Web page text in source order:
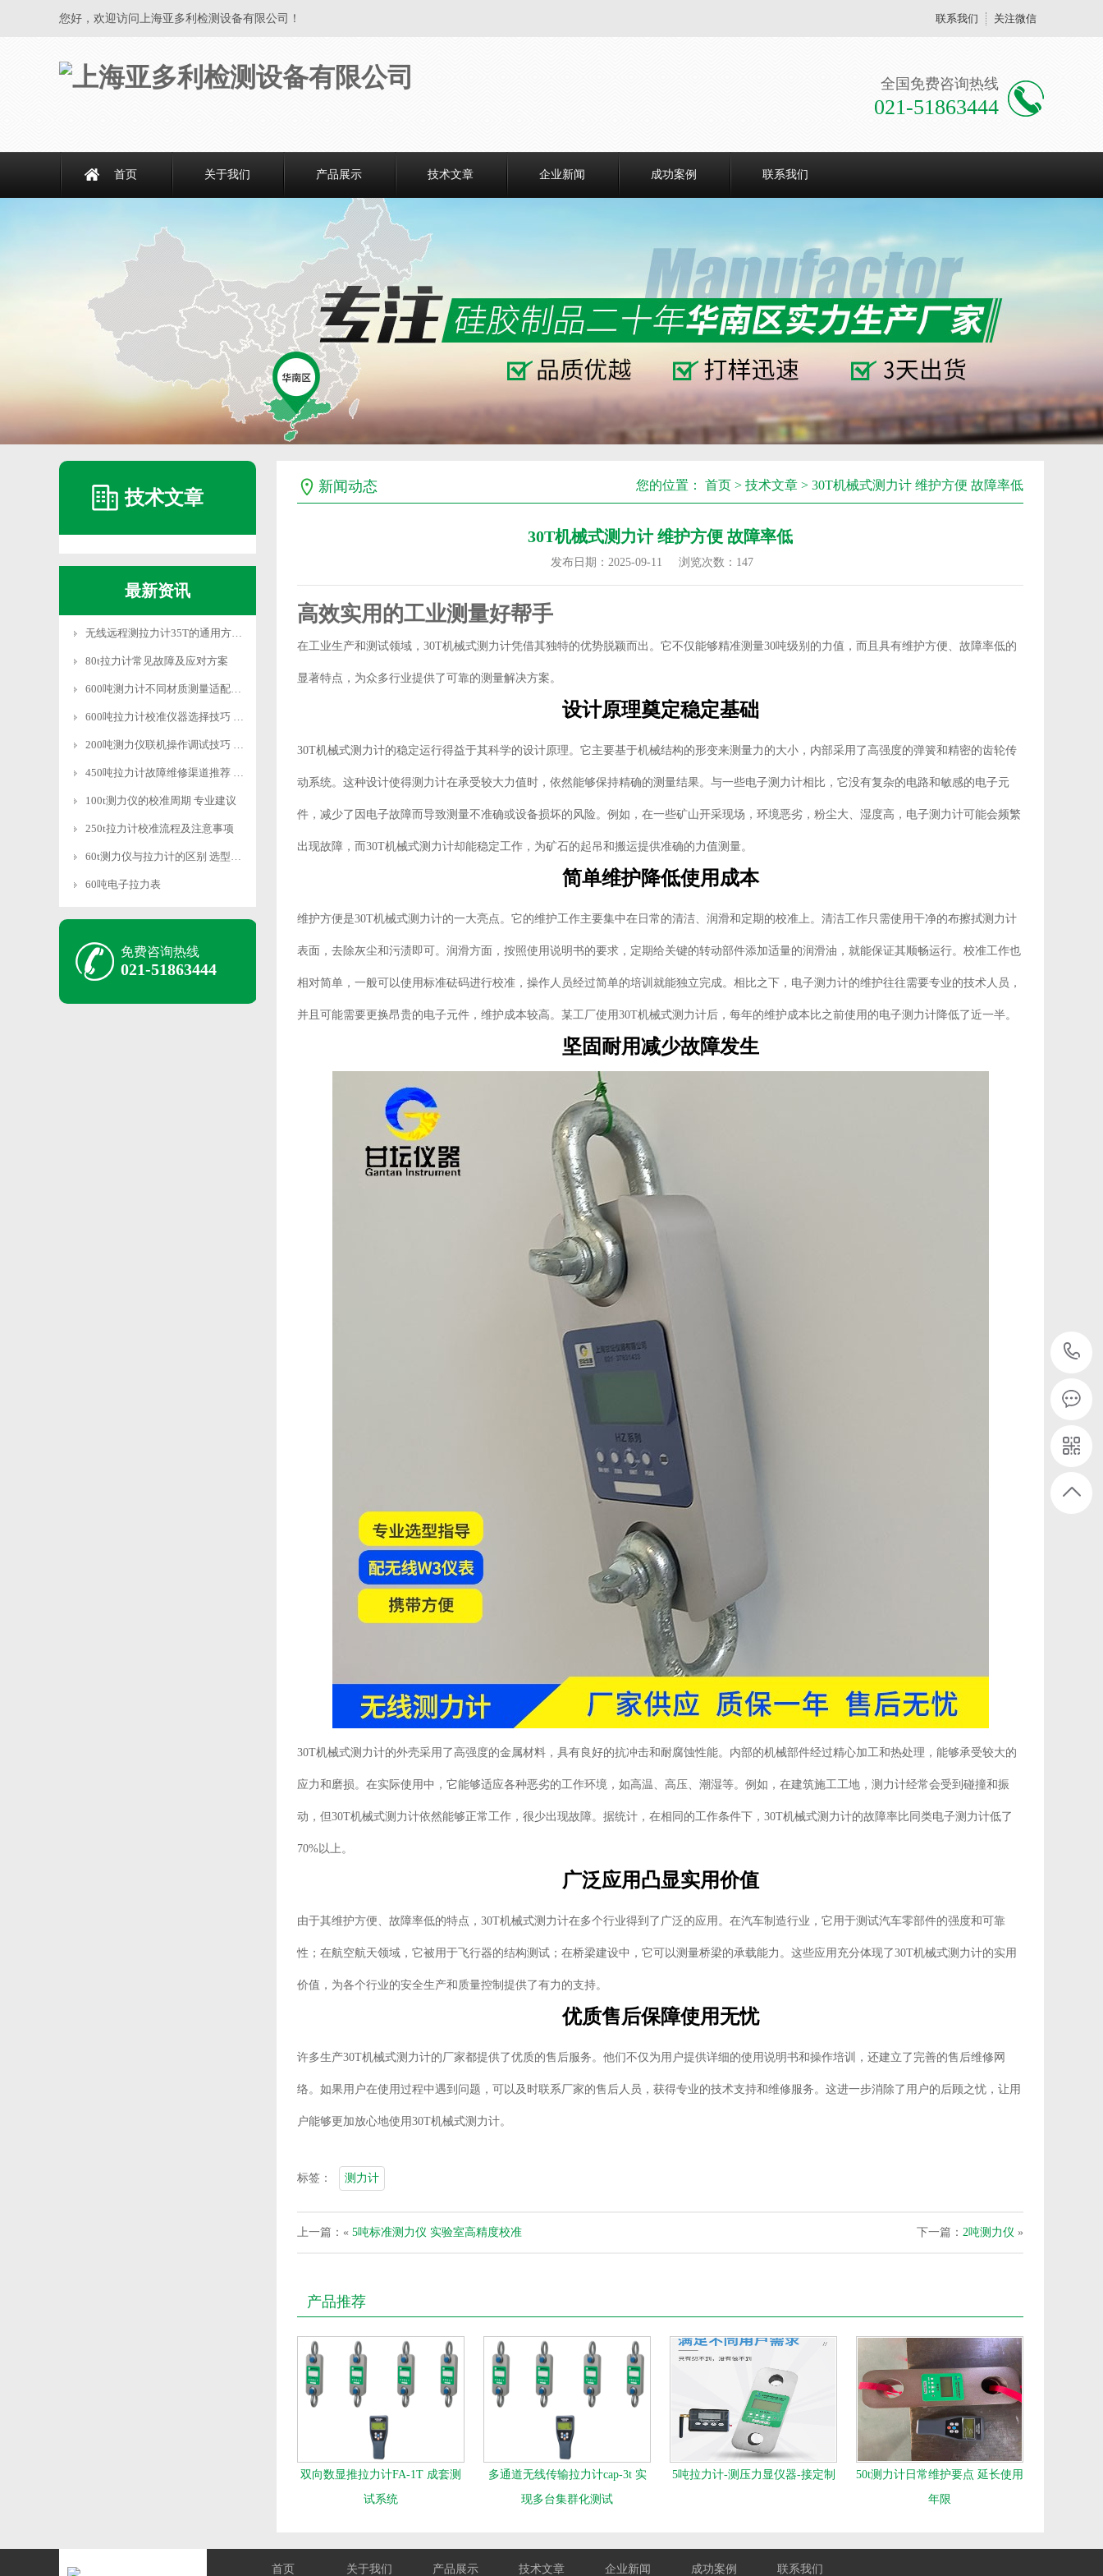
您好，欢迎访问上海亚多利检测设备有限公司！ 联系我们 关注微信
全国免费咨询热线
021-51863444
首页 关于我们 产品展示 技术文章 企业新闻 成功案例 联系我们
技术文章
最新资讯
无线远程测拉力计35T的通用方法和系统设置
80t拉力计常见故障及应对方案
600吨测力计不同材质测量适配技巧
600吨拉力计校准仪器选择技巧 适配需求
200吨测力仪联机操作调试技巧 快速适配
450吨拉力计故障维修渠道推荐 专业靠谱
100t测力仪的校准周期 专业建议
250t拉力计校准流程及注意事项
60t测力仪与拉力计的区别 选型指南
60吨电子拉力表
免费咨询热线
021-51863444
新闻动态 您的位置： 首页 > 技术文章 > 30T机械式测力计 维护方便 故障率低
30T机械式测力计 维护方便 故障率低
发布日期：2025-09-11 浏览次数： 147
高效实用的工业测量好帮手
在工业生产和测试领域，30T机械式测力计凭借其独特的优势脱颖而出。它不仅能够精准测量30吨级别的力值，而且具有维护方便、故障率低的
显著特点，为众多行业提供了可靠的测量解决方案。
设计原理奠定稳定基础
30T机械式测力计的稳定运行得益于其科学的设计原理。它主要基于机械结构的形变来测量力的大小，内部采用了高强度的弹簧和精密的齿轮传
动系统。这种设计使得测力计在承受较大力值时，依然能够保持精确的测量结果。与一些电子测力计相比，它没有复杂的电路和敏感的电子元
件，减少了因电子故障而导致测量不准确或设备损坏的风险。例如，在一些矿山开采现场，环境恶劣，粉尘大、湿度高，电子测力计可能会频繁
出现故障，而30T机械式测力计却能稳定工作，为矿石的起吊和搬运提供准确的力值测量。
简单维护降低使用成本
维护方便是30T机械式测力计的一大亮点。它的维护工作主要集中在日常的清洁、润滑和定期的校准上。清洁工作只需使用干净的布擦拭测力计
表面，去除灰尘和污渍即可。润滑方面，按照使用说明书的要求，定期给关键的转动部件添加适量的润滑油，就能保证其顺畅运行。校准工作也
相对简单，一般可以使用标准砝码进行校准，操作人员经过简单的培训就能独立完成。相比之下，电子测力计的维护往往需要专业的技术人员，
并且可能需要更换昂贵的电子元件，维护成本较高。某工厂使用30T机械式测力计后，每年的维护成本比之前使用的电子测力计降低了近一半。
坚固耐用减少故障发生
30T机械式测力计的外壳采用了高强度的金属材料，具有良好的抗冲击和耐腐蚀性能。内部的机械部件经过精心加工和热处理，能够承受较大的
应力和磨损。在实际使用中，它能够适应各种恶劣的工作环境，如高温、高压、潮湿等。例如，在建筑施工工地，测力计经常会受到碰撞和振
动，但30T机械式测力计依然能够正常工作，很少出现故障。据统计，在相同的工作条件下，30T机械式测力计的故障率比同类电子测力计低了
70%以上。
广泛应用凸显实用价值
由于其维护方便、故障率低的特点，30T机械式测力计在多个行业得到了广泛的应用。在汽车制造行业，它用于测试汽车零部件的强度和可靠
性；在航空航天领域，它被用于飞行器的结构测试；在桥梁建设中，它可以测量桥梁的承载能力。这些应用充分体现了30T机械式测力计的实用
价值，为各个行业的安全生产和质量控制提供了有力的支持。
优质售后保障使用无忧
许多生产30T机械式测力计的厂家都提供了优质的售后服务。他们不仅为用户提供详细的使用说明书和操作培训，还建立了完善的售后维修网
络。如果用户在使用过程中遇到问题，可以及时联系厂家的售后人员，获得专业的技术支持和维修服务。这进一步消除了用户的后顾之忧，让用
户能够更加放心地使用30T机械式测力计。
标签： 测力计
上一篇：« 5吨标准测力仪 实验室高精度校准 下一篇： 2吨测力仪 »
产品推荐
双向数显推拉力计FA-1T 成套测
试系统
多通道无线传输拉力计cap-3t 实
现多台集群化测试
5吨拉力计-测压力显仪器-接定制
50t测力计日常维护要点 延长使用
年限
首页 关于我们 产品展示 技术文章 企业新闻 成功案例 联系我们